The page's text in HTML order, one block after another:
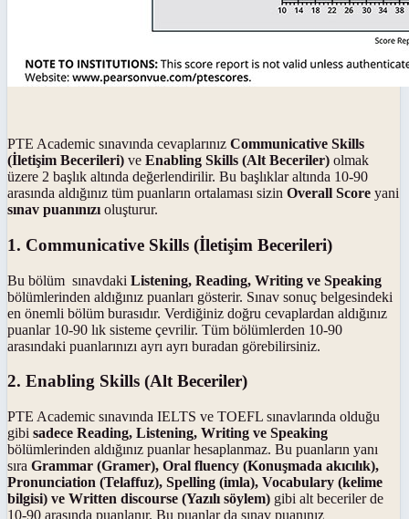
PTE Academic sınavında cevaplarınız Communicative Skills
(İletişim Becerileri) ve Enabling Skills (Alt Beceriler) olmak
üzere 2 başlık altında değerlendirilir. Bu başlıklar altında 10-90
arasında aldığınız tüm puanların ortalaması sizin Overall Score yani
sınav puanınızı oluşturur.
1. Communicative Skills (İletişim Becerileri)
Bu bölüm sınavdaki Listening, Reading, Writing ve Speaking
bölümlerinden aldığınız puanları gösterir. Sınav sonuç belgesindeki
en önemli bölüm burasıdır. Verdiğiniz doğru cevaplardan aldığınız
puanlar 10-90 lık sisteme çevrilir. Tüm bölümlerden 10-90
arasındaki puanlarınızı ayrı ayrı buradan görebilirsiniz.
2. Enabling Skills (Alt Beceriler)
PTE Academic sınavında IELTS ve TOEFL sınavlarında olduğu
gibi sadece Reading, Listening, Writing ve Speaking
bölümlerinden aldığınız puanlar hesaplanmaz. Bu puanların yanı
sıra Grammar (Gramer), Oral fluency (Konuşmada akıcılık),
Pronunciation (Telaffuz), Spelling (imla), Vocabulary (kelime
bilgisi) ve Written discourse (Yazılı söylem) gibi alt beceriler de
10-90 arasında puanlanır. Bu puanlar da sınav puanınız